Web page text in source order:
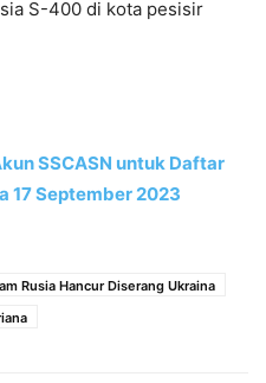
S-400 di kota pesisir
SSCASN untuk Daftar
17 September 2023
Rusia Hancur Diserang Ukraina